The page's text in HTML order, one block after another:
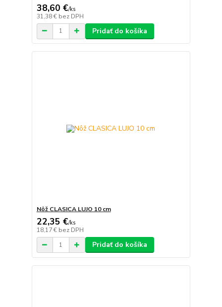
38,60 €/ks
31,38 € bez DPH
Pridať do košíka
Nôž CLASICA LUJO 10 cm
22,35 €/ks
18,17 € bez DPH
Pridať do košíka